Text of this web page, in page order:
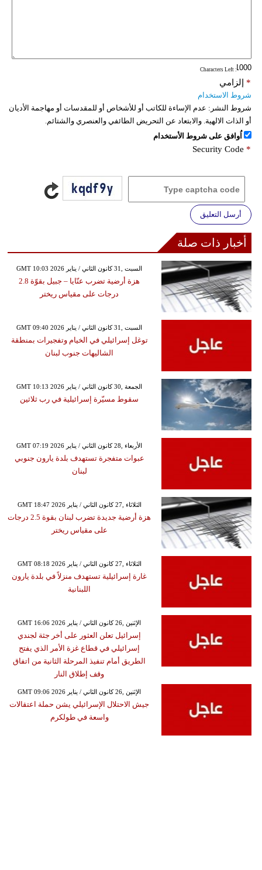
: Characters Left
إلزامي *
شروط الاستخدام
شروط النشر: عدم الإساءة للكاتب أو للأشخاص أو للمقدسات أو مهاجمة الأديان
أو الذات الالهية. والابتعاد عن التحريض الطائفي والعنصري والشتائم.
اُوافق على شروط الأستخدام
Security Code *
أرسل التعليق
أخبار ذات صلة
GMT 10:03 2026 السبت ,31 كانون الثاني / يناير
هزة أرضية تضرب عنّايا – جبيل بقوّة 2.8
درجات على مقياس ريختر
GMT 09:40 2026 السبت ,31 كانون الثاني / يناير
توغل إسرائيلي في الخيام وتفجيرات بمنطقة
الشاليهات جنوب لبنان
GMT 10:13 2026 الجمعة ,30 كانون الثاني / يناير
سقوط مسيّرة إسرائيلية في رب ثلاثين
GMT 07:19 2026 الأربعاء ,28 كانون الثاني / يناير
عبوات متفجرة تستهدف بلدة يارون جنوبي
لبنان
GMT 18:47 2026 الثلاثاء ,27 كانون الثاني / يناير
هزة أرضية جديدة تضرب لبنان بقوة 2.5 درجات
على مقياس ريختر
GMT 08:18 2026 الثلاثاء ,27 كانون الثاني / يناير
غارة إسرائيلية تستهدف منزلاً في بلدة يارون
اللبنانية
GMT 16:06 2026 الإثنين ,26 كانون الثاني / يناير
إسرائيل تعلن العثور على أخر جثة لجندي
إسرائيلي في قطاع غزة الأمر الذي يفتح
الطريق أمام تنفيذ المرحلة الثانية من اتفاق
وقف إطلاق النار
GMT 09:06 2026 الإثنين ,26 كانون الثاني / يناير
جيش الاحتلال الإسرائيلي يشن حملة اعتقالات
واسعة في طولكرم